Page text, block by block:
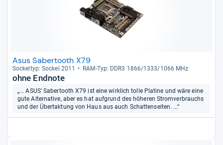
Asus Sabertooth X79
Sockel­typ: Sockel 2011 RAM-​Typ: DDR3 1866/1333/1066 MHz
ohne Endnote
„... ASUS' Sabertooth X79 ist eine wirklich tolle Platine und wäre eine
gute Alternative, aber es hat aufgrund des höheren Stromverbrauchs
und der Übertaktung von Haus aus auch Schattenseiten. ...“